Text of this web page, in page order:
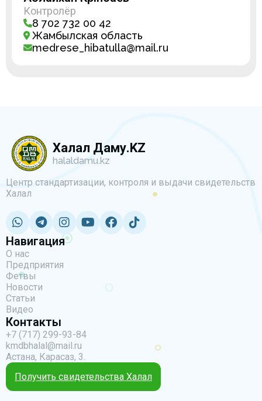
Контролёр
8 702 732 00 42
Жамбылская область
medrese_hibatulla@mail.ru
Халал Даму.KZ
halaldamu.kz
Центр стандартизации, контроля и выдачи свидетельств
Халал
Навигация
О нас
Предприятия
Фетвы
Новости
Статьи
Видео
Контакты
+7 (717) 299-93-84
kmdbhalal@mail.ru
Астана, Карасаз, 3.
Получить свидетельства Халал